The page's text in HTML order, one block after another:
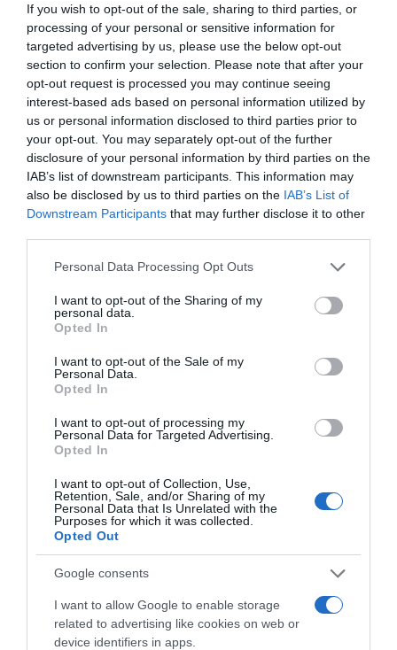
If you wish to opt-out of the sale, sharing to third parties, or
processing of your personal or sensitive information for
targeted advertising by us, please use the below opt-out
section to confirm your selection. Please note that after your
opt-out request is processed you may continue seeing
interest-based ads based on personal information utilized by
us or personal information disclosed to third parties prior to
your opt-out. You may separately opt-out of the further
disclosure of your personal information by third parties on the
IAB’s list of downstream participants. This information may
also be disclosed by us to third parties on the IAB’s List of
Downstream Participants that may further disclose it to other
Please note that this website/app uses one or more Google
not limited to your visit or usage behaviour. You may click to
grant or deny consent to Google and its third-party tags to
use your data for below specified purposes in below Google
consent section.
Personal Data Processing Opt Outs
I want to opt-out of the Sharing of my
personal data.
Opted In
I want to opt-out of the Sale of my
Personal Data.
Opted In
I want to opt-out of processing my
Personal Data for Targeted Advertising.
Opted In
I want to opt-out of Collection, Use,
Retention, Sale, and/or Sharing of my
Personal Data that Is Unrelated with the
Purposes for which it was collected.
Opted Out
Google consents
I want to allow Google to enable storage
related to advertising like cookies on web or
device identifiers in apps.
ΌΣΑ ΧΡΕΙΆΖΕΣΑΙ
ΓΙΑ ΤΟ ΚΑΛΟΚΑΊΡΙ ΣΟΥ →
ΡΟΗ ΕΙΔΗΣΕΩΝ
Απ. Αποστόλου: Seyla Benhabib: «Η δημοκρατία
κρίνεται από τη δικαιοσύνη και όχι μόνο από τις
διαδικασίες»
Όλο και λιγοστεύουν τα παιδιά που γράφονται στην
Α΄ Δημοτικού
Η Ελληνική Ολυμπιακή Επιτροπή ξεκινά τον
καθαρισμό των μαρμάρων του Παναθηναϊκού
Μ. Βακόνδιος: H σημασία του οικονομικού
Πώς θα αποκτήσεις λαμπερό και ενυδατωμένο δέρμα
Ασημένιο μετάλλιο η Ρούσσου στα 800 μ. στο
Παγκόσμιο Κ20